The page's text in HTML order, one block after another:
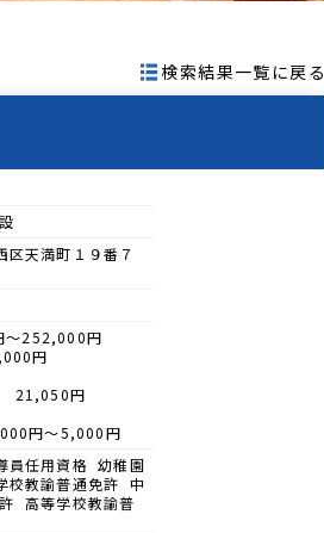
検索結果一覧に戻る
区天満町１９番７
～252,000円
円
21,050円
円～5,000円
員任用資格 幼稚園
校教諭普通免許 中
高等学校教諭普